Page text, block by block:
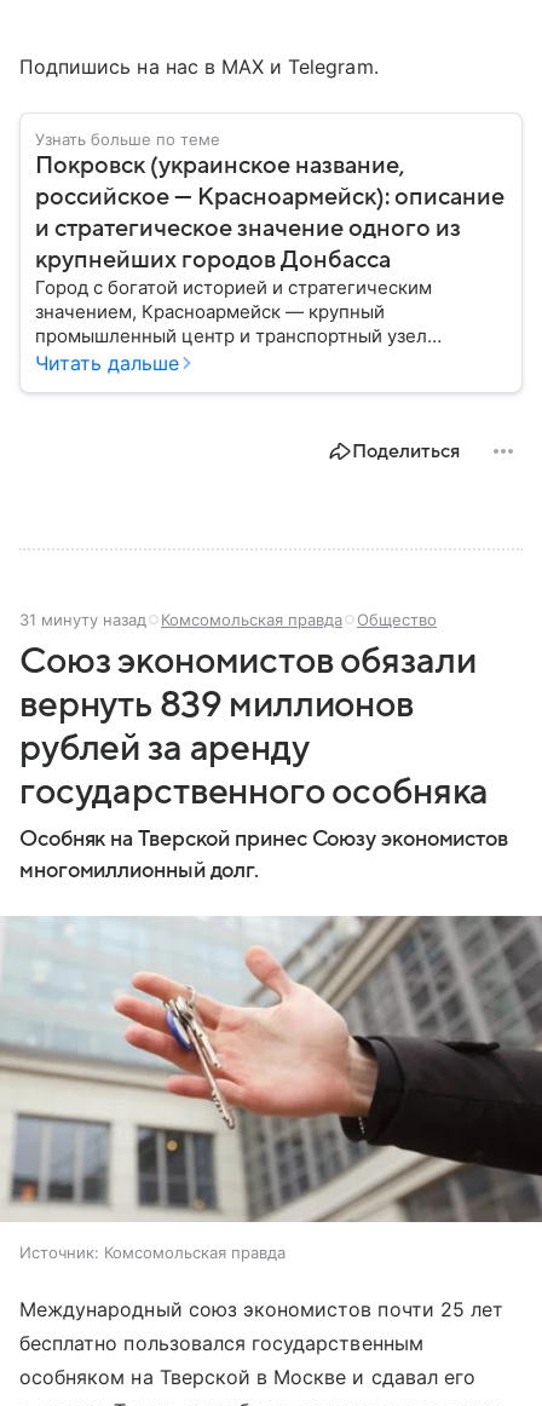
Подпишись на нас в MAX и Telegram.
Узнать больше по теме
Покровск (украинское название,
российское — Красноармейск): описание
и стратегическое значение одного из
крупнейших городов Донбасса
Город с богатой историей и стратегическим
значением, Красноармейск — крупный
промышленный центр и транспортный узел
Донбасса. В материале рассказываем главное об
Читать дальше
Поделиться
31 минуту назад Комсомольская правда Общество
Союз экономистов обязали
вернуть 839 миллионов
рублей за аренду
государственного особняка
Особняк на Тверской принес Союзу экономистов
многомиллионный долг.
Источник: Комсомольская правда
Международный союз экономистов почти 25 лет
бесплатно пользовался государственным
особняком на Тверской в Москве и сдавал его